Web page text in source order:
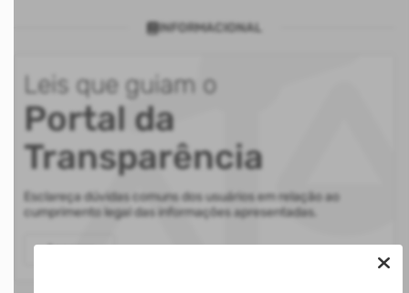
INFORMACIONAL
Leis que guiam o
Portal da
Transparência
Esclareça dúvidas comuns dos usuários em relação ao
cumprimento legal das informações apresentadas.
Acessar